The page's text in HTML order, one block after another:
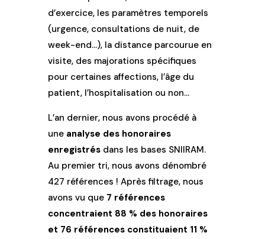
d’exercice, les paramètres temporels
(urgence, consultations de nuit, de
week-end…), la distance parcourue en
visite, des majorations spécifiques
pour certaines affections, l’âge du
patient, l’hospitalisation ou non…
L’an dernier, nous avons procédé à
une analyse des honoraires
enregistrésdans les bases SNIIRAM.
Au premier tri, nous avons dénombré
427 références ! Après filtrage, nous
avons vu que7 références
concentraient 88 % des honoraires
et 76 références constituaient 11 %